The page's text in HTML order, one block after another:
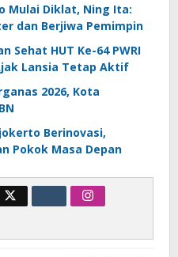
Mulai Diklat, Ning Ita:
dan Berjiwa Pemimpin
Sehat HUT Ke-64 PWRI
Lansia Tetap Aktif
2026, Kota
Berinovasi,
Pokok Masa Depan